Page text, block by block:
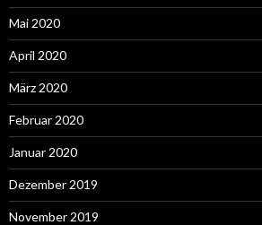
Mai 2020
April 2020
März 2020
Februar 2020
Januar 2020
Dezember 2019
November 2019